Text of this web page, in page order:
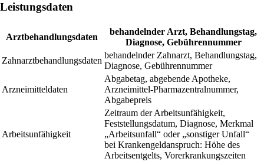
Leistungsdaten
Arztbehandlungsdaten
behandelnder Arzt, Behandlungstag,
Diagnose, Gebührennummer
Zahnarztbehandlungsdaten
behandelnder Zahnarzt, Behandlungstag,
Diagnose, Gebührennummer
Arzneimitteldaten
Abgabetag, abgebende Apotheke,
Arzneimittel-Pharmazentralnummer,
Abgabepreis
Arbeitsunfähigkeit
Zeitraum der Arbeitsunfähigkeit,
Feststellungsdatum, Diagnose, Merkmal
„Arbeitsunfall“ oder „sonstiger Unfall“
bei Krankengeldanspruch: Höhe des
Arbeitsentgelts, Vorerkrankungszeiten